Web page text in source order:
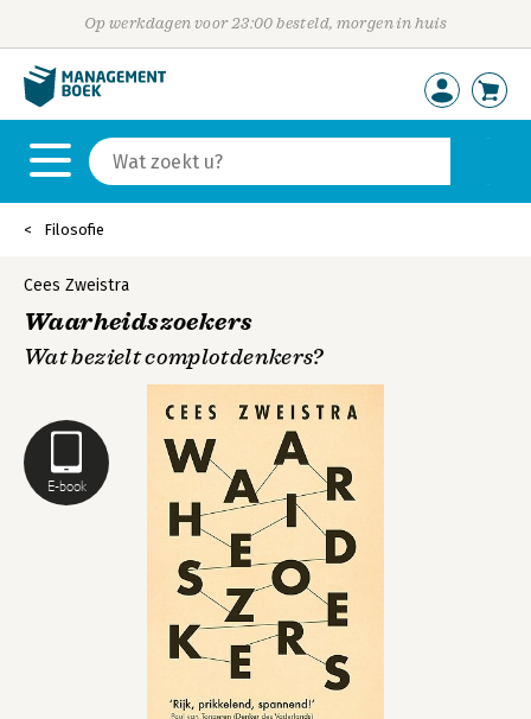
Op werkdagen voor 23:00 besteld, morgen in huis
Filosofie
E-book
Cees Zweistra
Waarheidszoekers
Wat bezielt complotdenkers?